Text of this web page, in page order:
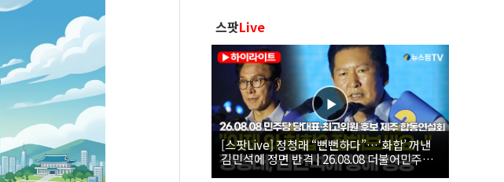
스팟Live
[스팟Live] 정청래 “뻔뻔하다”…‘화합’ 꺼낸
김민석에 정면 반격 | 26.08.08 더불어민주당
당대표·최고위원 후보 제주 합동연설회